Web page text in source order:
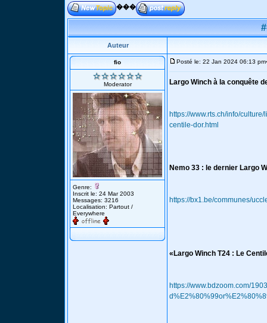
���
Auteur
fio
Moderator
Genre:
Inscrit le: 24 Mar 2003
Messages: 3216
Localisation: Partout /
Everywhere
Posté le: 22 Jan 2024 06:13 pm
Largo Winch à la conquête
https://www.rts.ch/info/
centile-dor.html
Nemo 33 : le dernier Largo
https://bx1.be/communes/
«Largo Winch T24 : Le
https://www.bdzoom.com/